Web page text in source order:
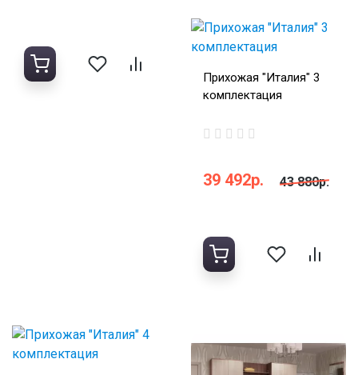
Прихожая "Италия" 3
комплектация
39 492р. 43 880р.